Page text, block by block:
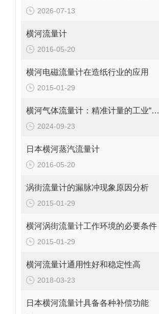
2026-07-13
横河流量计
2016-05-20
横河电磁流量计在造纸行业的应用
2015-01-29
横河气体流量计：精准计量的工业“气流导师”
2024-09-23
日本横河蒸汽流量计
2016-05-20
涡街流量计的漏脉冲现象原因分析
2015-01-29
横河涡街流量计工作环境的必要条件
2015-01-29
横河流量计通用性好和稳定性高
2018-03-23
日本横河流量计具备各种补偿功能